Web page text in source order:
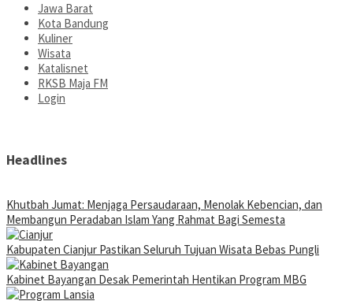
Jawa Barat
Kota Bandung
Kuliner
Wisata
Katalisnet
RKSB Maja FM
Login
Headlines
Khutbah Jumat: Menjaga Persaudaraan, Menolak Kebencian, dan
Membangun Peradaban Islam Yang Rahmat Bagi Semesta
Kabupaten Cianjur Pastikan Seluruh Tujuan Wisata Bebas Pungli
Kabinet Bayangan Desak Pemerintah Hentikan Program MBG